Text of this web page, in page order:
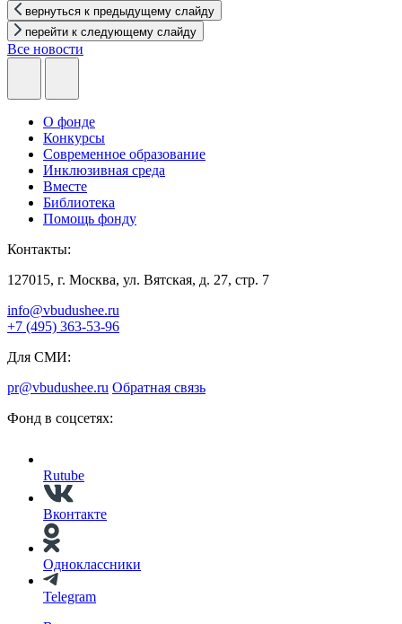
вернуться к предыдущему слайду
перейти к следующему слайду
Все новости
О фонде
Конкурсы
Современное образование
Инклюзивная среда
Вместе
Библиотека
Помощь фонду
Контакты:
127015, г. Москва, ул. Вятская, д. 27, стр. 7
info@vbudushee.ru
+7 (495) 363-53-96
Для СМИ:
pr@vbudushee.ru Обратная связь
Фонд в соцсетях:
Rutube
Вконтакте
Одноклассники
Telegram